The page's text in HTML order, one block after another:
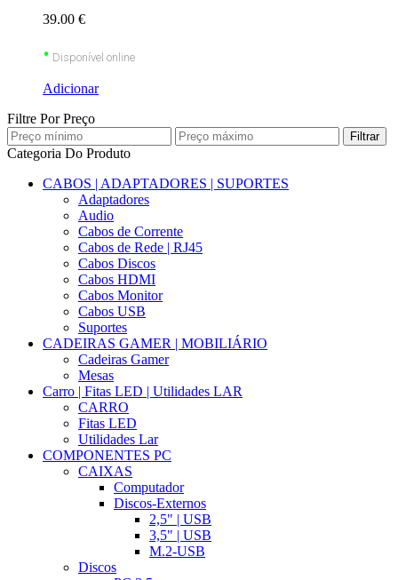
39.00 €
• Disponível online
Adicionar
Filtre Por Preço
Filtrar
Categoria Do Produto
CABOS | ADAPTADORES | SUPORTES
Adaptadores
Audio
Cabos de Corrente
Cabos de Rede | RJ45
Cabos Discos
Cabos HDMI
Cabos Monitor
Cabos USB
Suportes
CADEIRAS GAMER | MOBILIÁRIO
Cadeiras Gamer
Mesas
Carro | Fitas LED | Utilidades LAR
CARRO
Fitas LED
Utilidades Lar
COMPONENTES PC
CAIXAS
Computador
Discos-Externos
2,5" | USB
3,5" | USB
M.2-USB
Discos